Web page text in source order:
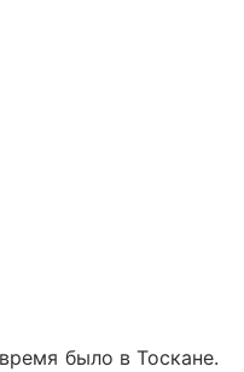
было в Тоскане.